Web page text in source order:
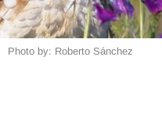
Photo by: Roberto Sánchez